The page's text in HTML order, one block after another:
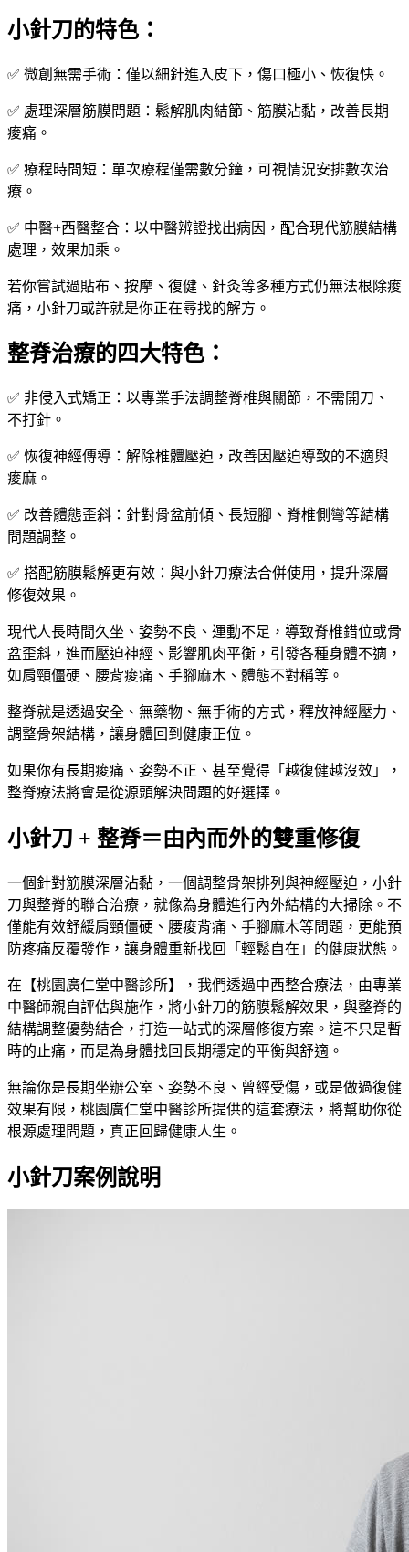
小針刀的特色：
✅ 微創無需手術：僅以細針進入皮下，傷口極小、恢復快。
✅ 處理深層筋膜問題：鬆解肌肉結節、筋膜沾黏，改善長期
痠痛。
✅ 療程時間短：單次療程僅需數分鐘，可視情況安排數次治
療。
✅ 中醫+西醫整合：以中醫辨證找出病因，配合現代筋膜結構
處理，效果加乘。
若你嘗試過貼布、按摩、復健、針灸等多種方式仍無法根除痠
痛，小針刀或許就是你正在尋找的解方。
整脊治療的四大特色：
✅ 非侵入式矯正：以專業手法調整脊椎與關節，不需開刀、
不打針。
✅ 恢復神經傳導：解除椎體壓迫，改善因壓迫導致的不適與
痠麻。
✅ 改善體態歪斜：針對骨盆前傾、長短腳、脊椎側彎等結構
問題調整。
✅ 搭配筋膜鬆解更有效：與小針刀療法合併使用，提升深層
修復效果。
現代人長時間久坐、姿勢不良、運動不足，導致脊椎錯位或骨
盆歪斜，進而壓迫神經、影響肌肉平衡，引發各種身體不適，
如肩頸僵硬、腰背痠痛、手腳麻木、體態不對稱等。
整脊就是透過安全、無藥物、無手術的方式，釋放神經壓力、
調整骨架結構，讓身體回到健康正位。
如果你有長期痠痛、姿勢不正、甚至覺得「越復健越沒效」，
整脊療法將會是從源頭解決問題的好選擇。
小針刀 + 整脊＝由內而外的雙重修復
一個針對筋膜深層沾黏，一個調整骨架排列與神經壓迫，小針
刀與整脊的聯合治療，就像為身體進行內外結構的大掃除。不
僅能有效舒緩肩頸僵硬、腰痠背痛、手腳麻木等問題，更能預
防疼痛反覆發作，讓身體重新找回「輕鬆自在」的健康狀態。
在【桃園廣仁堂中醫診所】，我們透過中西整合療法，由專業
中醫師親自評估與施作，將小針刀的筋膜鬆解效果，與整脊的
結構調整優勢結合，打造一站式的深層修復方案。這不只是暫
時的止痛，而是為身體找回長期穩定的平衡與舒適。
無論你是長期坐辦公室、姿勢不良、曾經受傷，或是做過復健
效果有限，桃園廣仁堂中醫診所提供的這套療法，將幫助你從
根源處理問題，真正回歸健康人生。
小針刀案例說明